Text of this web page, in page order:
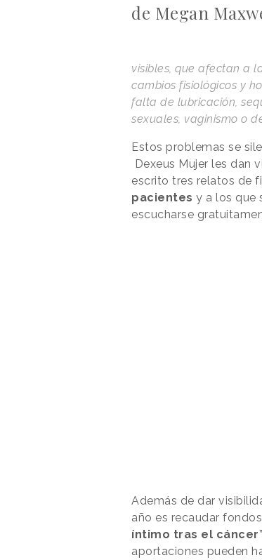
de Megan
visibles, que afectan a
cambios fisiológicos y
falta de lubricación,
sexuales, vaginismo o
Estos problemas se
Dexeus Mujer les dan
escrito tres relatos de
pacientes y a los que
escucharse
Además de dar
año es recaudar fondos
íntimo tras el cáncer
aportaciones pueden